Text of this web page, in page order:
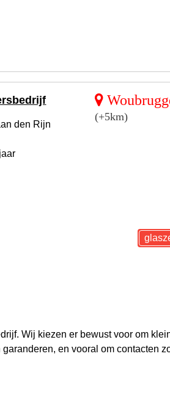
den Rijn
(+5km)
Wij kiezen er bewust voor om
en vooral om contacten